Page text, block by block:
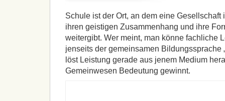
Schule ist der Ort, an dem eine
ihren geistigen Zusammenhang und ihre
weitergibt. Wer meint, man könne fachliche
jenseits der gemeinsamen Bildungssprache
löst Leistung gerade aus jenem Medium
Gemeinwesen Bedeutung gewinnt.